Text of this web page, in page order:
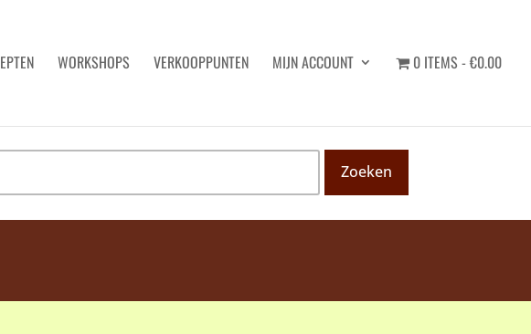
WORKSHOPS VERKOOPPUNTEN MIJN ACCOUNT 0 ITEMS €0.00
Zoeken